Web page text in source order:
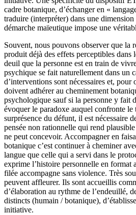
cadre botanique, d’échanger en «
traduire (interpréter) dans une
démarche maïeutique impose une
Souvent, nous pouvons observer que la
produit déjà des effets perceptibles dans
deuil que la personne est en train de
psychique se fait naturellement dans un
d’interventions sont nécessaires et, pour
doivent adhérer au cheminement
psychologique sauf si la personne y fait
évoquer le paradoxe auquel confronte le
surprésence du défunt, il est nécessaire
pensée non rationnelle qui rend
ne peut concevoir. Accompagner en
botanique c’est continuer à cheminer
langue que celle qui a servi dans le
exprime l’histoire personnelle en format
filée accompagne sans violence. Très
peuvent affleurer. Ils sont accueillis
d’élaboration au rythme de l’endeuillé,
distincts (humain / botanique),
initiative.